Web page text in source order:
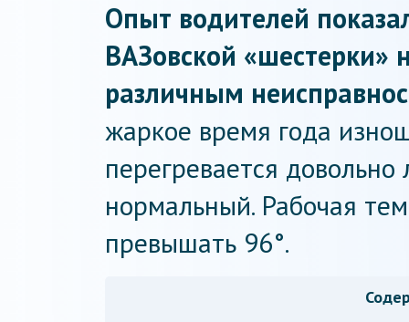
Опыт водителей
ВАЗовской «шестерки»
различным
жаркое время года
перегревается
нормальный. Рабочая
превышать 96°.